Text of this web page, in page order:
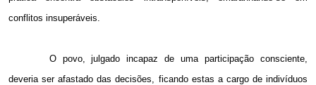
conflitos insuperáveis.
O povo, julgado incapaz de uma participação consciente,
deveria ser afastado das decisões, ficando estas a cargo de indivíduos